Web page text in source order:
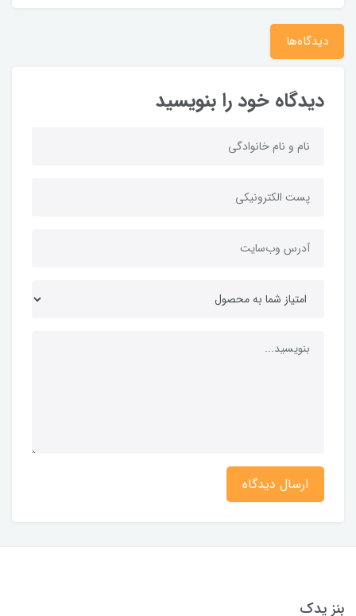
دیدگاه‌ها
دیدگاه خود را بنویسید
ارسال دیدگاه
بنز یدک